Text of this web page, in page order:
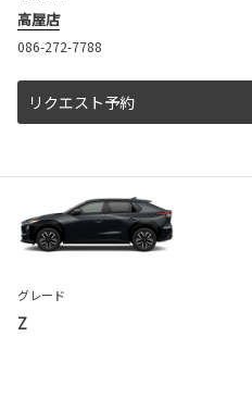
高屋店
086-272-7788
リクエスト予約
グレード
Z